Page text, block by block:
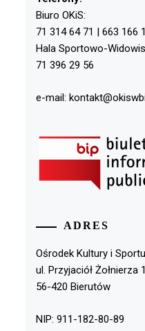
Biuro OKiS:
71 314 64 71 | 663 166
Hala Sportowo-
71 396 29 56
e-mail:
ADRES
Ośrodek Kultury i
ul. Przyjaciół Żołnierza
56-420 Bierutów
NIP: 911-182-80-89